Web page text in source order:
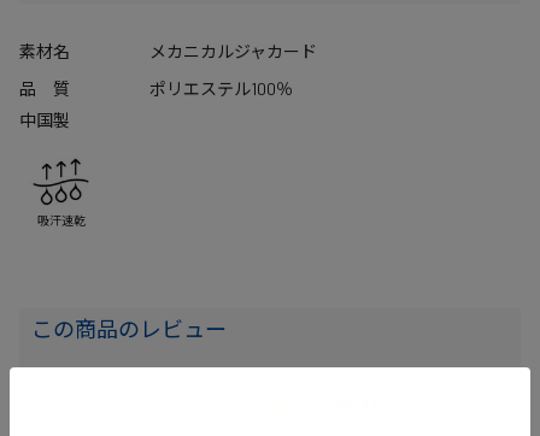
素材名
メカニカルジャカード
品 質
ポリエステル100％
中国製
吸汗速乾
この商品のレビュー